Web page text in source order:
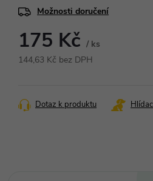
Možnosti doručení
175 Kč / ks
144,63 Kč bez DPH
Dotaz k produktu